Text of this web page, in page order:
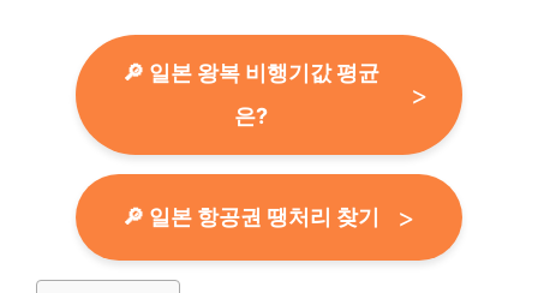
🔎 일본 왕복 비행기값 평균
은?
🔎 일본 항공권 땡처리 찾기